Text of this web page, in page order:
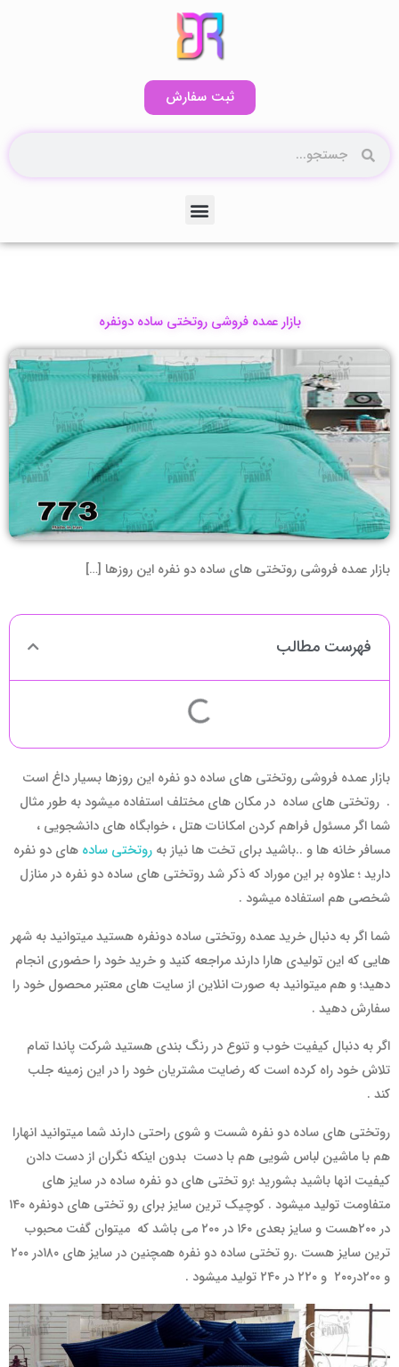
ثبت سفارش
جستجو
منو
بازار عمده فروشی روتختی ساده دونفره
بازار عمده فروشی روتختی های ساده دو نفره این روزها […]
فهرست مطالب
بازار عمده فروشی روتختی های ساده دو نفره این روزها بسیار داغ است
. روتختی های ساده در مکان های مختلف استفاده میشود به طور مثال
شما اگر مسئول فراهم کردن امکانات هتل ، خوابگاه های دانشجویی ،
مسافر خانه ها و ..‌باشید برای تخت ها نیاز به روتختی ساده های دو نفره
دارید ؛ علاوه بر این موراد که ذکر شد روتختی های ساده دو نفره در منازل
شخصی هم استفاده میشود .
شما اگر به دنبال خرید عمده روتختی ساده دونفره هستید میتوانید به شهر
هایی که این تولیدی هارا دارند مراجعه کنید و خرید خود را حضوری انجام
دهید؛ و هم میتوانید به صورت انلاین از سایت های معتبر محصول خود را
سفارش دهید .
اگر به دنبال کیفیت خوب و تنوع در رنگ بندی هستید شرکت پاندا تمام
تلاش خود راه کرده است که رضایت مشتریان خود را در این زمینه جلب
کند .
روتختی های ساده دو نفره شست و شوی راحتی دارند شما میتوانید انهارا
هم با ماشین لباس شویی هم با دست بدون اینکه نگران از دست دادن
کیفیت انها باشید بشورید ؛رو تختی های دو نفره ساده در سایز های
متفاومت تولید میشود . کوچیک ترین سایز برای رو تختی های دونفره ۱۴۰
در ۲۰۰هست و سایز بعدی ۱۶۰ در ۲۰۰ می باشد که میتوان گفت محبوب
ترین سایز هست .رو تختی ساده دو نفره همچنین در سایز های ۱۸۰در ۲۰۰
و ۲۰۰در۲۰۰
و ۲۲۰ در ۲۴۰ تولید میشود .